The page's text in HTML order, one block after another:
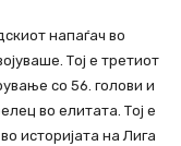
напаѓач во
Тој е третиот
со 56. голови и
во елитата. Тој е
историјата на Лига